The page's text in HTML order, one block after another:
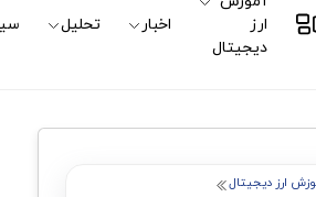
ارز
دیجیتال
اخبار تحلیل
ارز دیجیتال